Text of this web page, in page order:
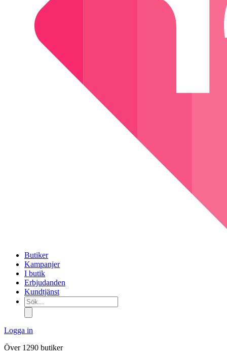
Butiker
Kampanjer
I butik
Erbjudanden
Kundtjänst
Sök...
Logga in
Över 1290 butiker